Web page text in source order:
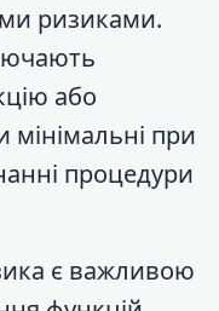
ризиками.
або
при
процедури
є важливою